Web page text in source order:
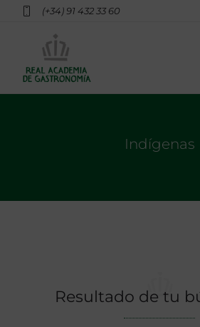
(+34) 91 432 33 60
Indígenas
Resultado de tu